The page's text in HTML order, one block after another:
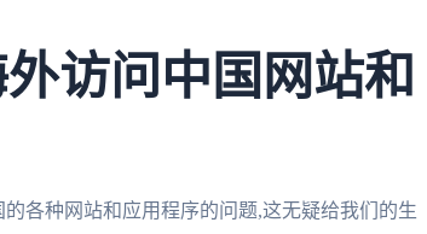
访问中国网站和
各种网站和应用程序的问题,这无疑给我们的生